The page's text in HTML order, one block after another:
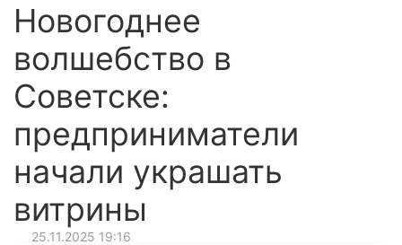
Новогоднее
волшебство в
Советске:
предприниматели
начали украшать
витрины
25.11.2025 19:16